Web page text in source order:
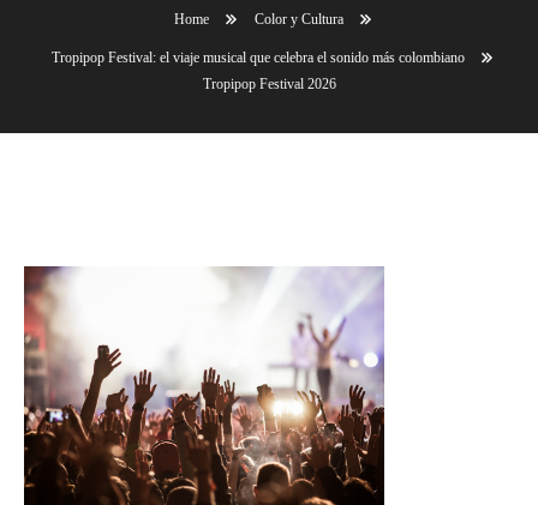
Home Color y Cultura
Tropipop Festival: el viaje musical que celebra el sonido más colombiano
Tropipop Festival 2026